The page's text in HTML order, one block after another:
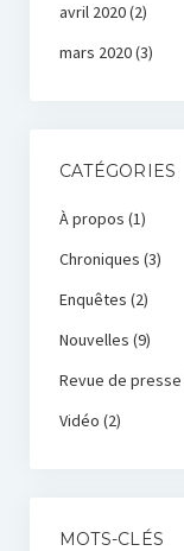
avril 2020(2)
mars 2020(3)
CATÉGORIES
À propos (1)
Chroniques (3)
Enquêtes (2)
Nouvelles (9)
Revue de presse
Vidéo (2)
MOTS-CLÉS